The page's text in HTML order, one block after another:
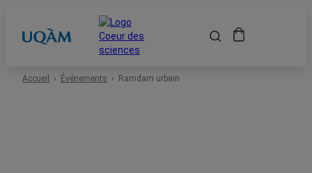
Accueil
Accueil Événements Ramdam urbain